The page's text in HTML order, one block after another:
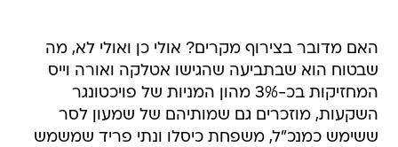
האם מדובר בצירוף מקרים? אולי כן ואולי לא, מה
שבטוח הוא שבתביעה שהגישו אטלקה ואורה וייס
המחזיקות בכ-3% מהון המניות של פויכטונגר
השקעות, מוזכרים גם שמותיהם של שמעון לסר
ששימש כמנכ"ל, משפחת כיסלו ונתי פריד שמשמש